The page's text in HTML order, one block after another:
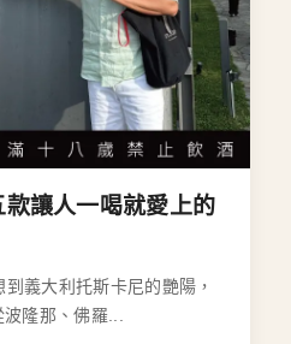
讓人一喝就愛上的
義大利托斯卡尼的艷陽，
隆那、佛羅...